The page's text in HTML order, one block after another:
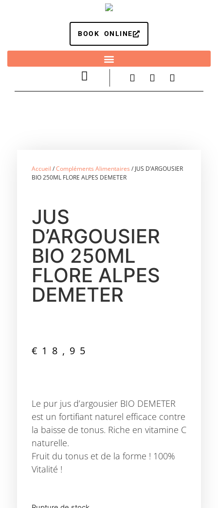
BOOK ONLINE
Accueil /Compléments Alimentaires / JUS D’ARGOUSIER
BIO 250ML FLORE ALPES DEMETER
JUS
D’ARGOUSIER
BIO 250ML
FLORE ALPES
DEMETER
€ 18,95
Le pur jus d’argousier BIO DEMETER
est un fortifiant naturel efficace contre
la baisse de tonus. Riche en vitamine C
naturelle.
Fruit du tonus et de la forme ! 100%
Vitalité !